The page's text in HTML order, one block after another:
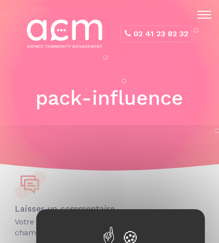
02 41 23 82 32
pack-influence
Laisser un commentaire
Votre adresse e-mail ne sera pas publiée.
champs obligatoires sont indiqués avec